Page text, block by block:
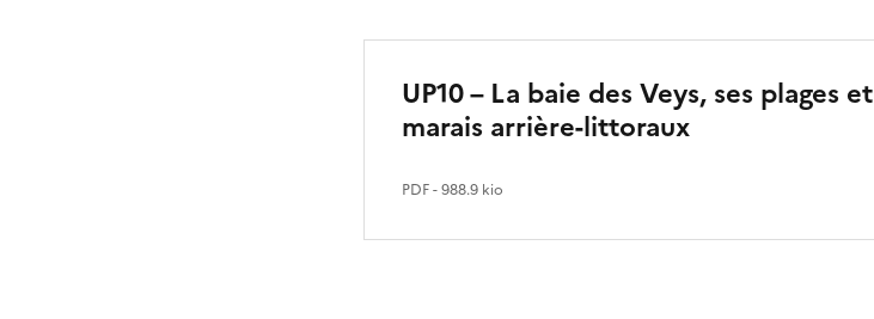
UP10 – La baie des Veys, ses plages et
marais arrière-littoraux
PDF- 988.9 kio